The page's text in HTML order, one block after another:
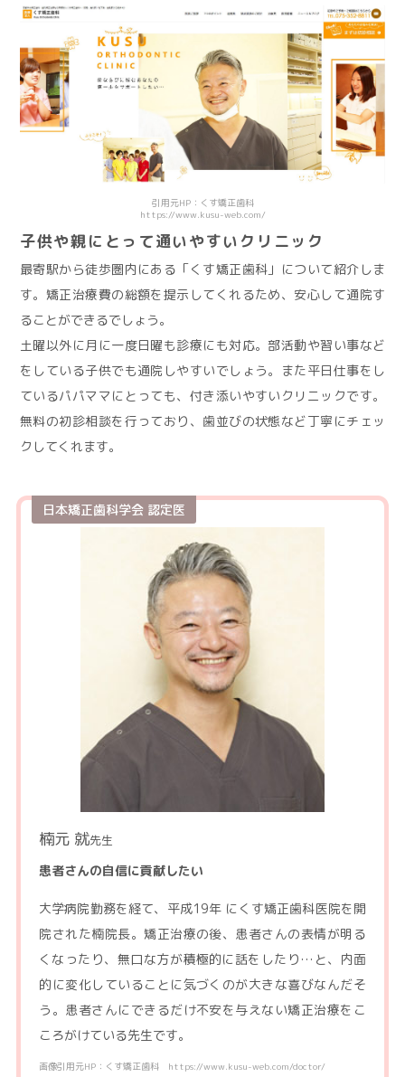
引用元HP：くす矯正歯科
https://www.kusu-web.com/
子供や親にとって通いやすいクリニック
最寄駅から徒歩圏内にある「くす矯正歯科」について紹介しま
す。矯正治療費の総額を提示してくれるため、安心して通院す
ることができるでしょう。
土曜以外に月に一度日曜も診療にも対応。部活動や習い事など
をしている子供でも通院しやすいでしょう。また平日仕事をし
ているパパママにとっても、付き添いやすいクリニックです。
無料の初診相談を行っており、歯並びの状態など丁寧にチェッ
クしてくれます。
日本矯正歯科学会 認定医
楠元 就先生
患者さんの自信に貢献したい
大学病院勤務を経て、平成19年 にくす矯正歯科医院を開
院された楠院長。矯正治療の後、患者さんの表情が明る
くなったり、無口な方が積極的に話をしたり…と、内面
的に変化していることに気づくのが大きな喜びなんだそ
う。患者さんにできるだけ不安を与えない矯正治療をこ
ころがけている先生です。
画像引用元HP：くす矯正歯科 https://www.kusu-web.com/doctor/